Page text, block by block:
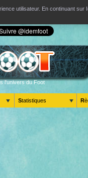
utilisateur. En continuant
l'univers du Foot
Statistiques